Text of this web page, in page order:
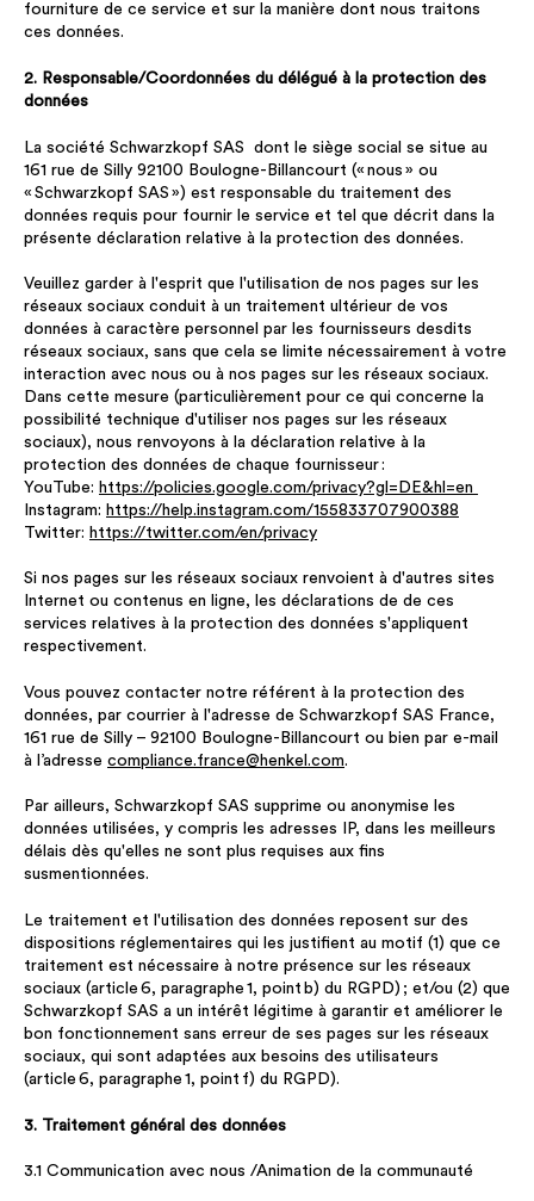
fourniture de ce service et sur la manière dont nous traitons
ces données.
2. Responsable/Coordonnées du délégué à la protection des
données
La société Schwarzkopf SAS dont le siège social se situe au
161 rue de Silly 92100 Boulogne-Billancourt (« nous » ou
« Schwarzkopf SAS ») est responsable du traitement des
données requis pour fournir le service et tel que décrit dans la
présente déclaration relative à la protection des données.
Veuillez garder à l'esprit que l'utilisation de nos pages sur les
réseaux sociaux conduit à un traitement ultérieur de vos
données à caractère personnel par les fournisseurs desdits
réseaux sociaux, sans que cela se limite nécessairement à votre
interaction avec nous ou à nos pages sur les réseaux sociaux.
Dans cette mesure (particulièrement pour ce qui concerne la
possibilité technique d'utiliser nos pages sur les réseaux
sociaux), nous renvoyons à la déclaration relative à la
protection des données de chaque fournisseur :
YouTube: https://policies.google.com/privacy?gl=DE&hl=en
Instagram: https://help.instagram.com/155833707900388
Twitter: https://twitter.com/en/privacy
Si nos pages sur les réseaux sociaux renvoient à d'autres sites
Internet ou contenus en ligne, les déclarations de de ces
services relatives à la protection des données s'appliquent
respectivement.
Vous pouvez contacter notre référent à la protection des
données, par courrier à l'adresse de Schwarzkopf SAS France,
161 rue de Silly – 92100 Boulogne-Billancourt ou bien par e-mail
à l’adresse compliance.france@henkel.com.
Par ailleurs, Schwarzkopf SAS supprime ou anonymise les
données utilisées, y compris les adresses IP, dans les meilleurs
délais dès qu'elles ne sont plus requises aux fins
susmentionnées.
Le traitement et l'utilisation des données reposent sur des
dispositions réglementaires qui les justifient au motif (1) que ce
traitement est nécessaire à notre présence sur les réseaux
sociaux (article 6, paragraphe 1, point b) du RGPD) ; et/ou (2) que
Schwarzkopf SAS a un intérêt légitime à garantir et améliorer le
bon fonctionnement sans erreur de ses pages sur les réseaux
sociaux, qui sont adaptées aux besoins des utilisateurs
(article 6, paragraphe 1, point f) du RGPD).
3. Traitement général des données
3.1 Communication avec nous /Animation de la communauté